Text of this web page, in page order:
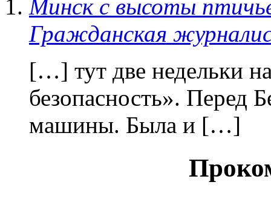
Минск с высоты
Гражданская
[…] тут две недельки
безопасность». Перед
машины. Была и […]